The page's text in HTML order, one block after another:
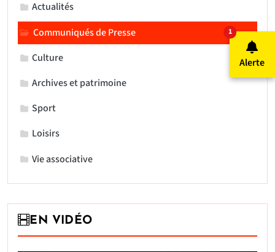
Actualités
Communiqués de Presse
Culture
Archives et patrimoine
Sport
Loisirs
Vie associative
EN VIDÉO
1NOMBRE
Alerte